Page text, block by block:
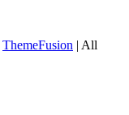
ThemeFusion | All